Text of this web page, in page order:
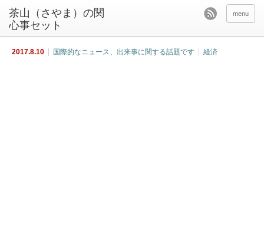
茶山（さやま）の関
心事セット
menu
2017.8.10 国際的なニュース、出来事に関する話題です 経済